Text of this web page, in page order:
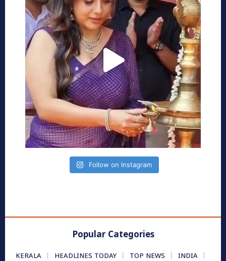
Follow on Instagram
Popular Categories
KERALA HEADLINES TODAY TOP NEWS
INDIA